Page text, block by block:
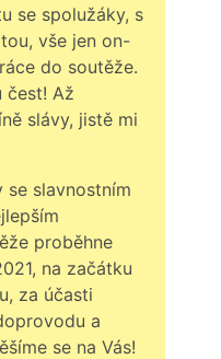
se spolužáky, s
vše jen on-
do soutěže.
čest! Až
slávy, jistě mi
se slavnostním
proběhne
na začátku
za účasti
a
se na Vás!